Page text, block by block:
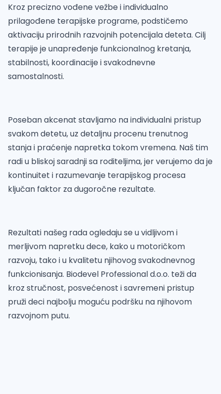
Kroz precizno vođene vežbe i individualno
prilagođene terapijske programe, podstičemo
aktivaciju prirodnih razvojnih potencijala deteta. Cilj
terapije je unapređenje funkcionalnog kretanja,
stabilnosti, koordinacije i svakodnevne
samostalnosti.
Poseban akcenat stavljamo na individualni pristup
svakom detetu, uz detaljnu procenu trenutnog
stanja i praćenje napretka tokom vremena. Naš tim
radi u bliskoj saradnji sa roditeljima, jer verujemo da je
kontinuitet i razumevanje terapijskog procesa
ključan faktor za dugoročne rezultate.
Rezultati našeg rada ogledaju se u vidljivom i
merljivom napretku dece, kako u motoričkom
razvoju, tako i u kvalitetu njihovog svakodnevnog
funkcionisanja. Biodevel Professional d.o.o. teži da
kroz stručnost, posvećenost i savremeni pristup
pruži deci najbolju moguću podršku na njihovom
razvojnom putu.